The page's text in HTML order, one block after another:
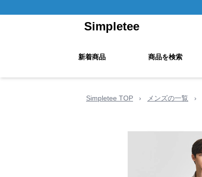
Simpletee
新着商品 商品を検索
Simpletee TOP › メンズの一覧 ›